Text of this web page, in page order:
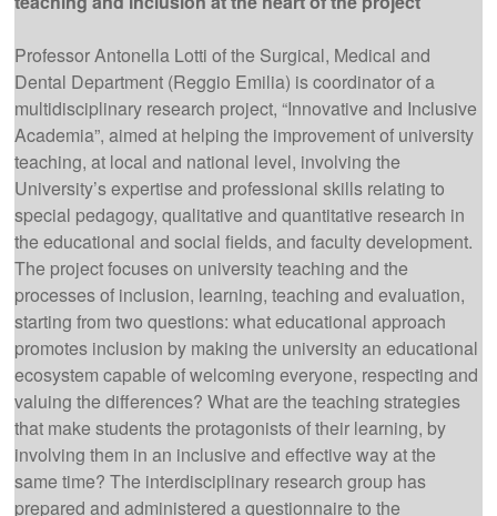
Professor Antonella Lotti of the Surgical, Medical and
Dental Department (Reggio Emilia) is coordinator of a
multidisciplinary research project, “Innovative and Inclusive
Academia”, aimed at helping the improvement of university
teaching, at local and national level, involving the
University’s expertise and professional skills relating to
special pedagogy, qualitative and quantitative research in
the educational and social fields, and faculty development.
The project focuses on university teaching and the
processes of inclusion, learning, teaching and evaluation,
starting from two questions: what educational approach
promotes inclusion by making the university an educational
ecosystem capable of welcoming everyone, respecting and
valuing the differences? What are the teaching strategies
that make students the protagonists of their learning, by
involving them in an inclusive and effective way at the
same time? The interdisciplinary research group has
prepared and administered a questionnaire to the